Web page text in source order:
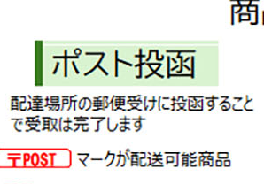
デザイン・スタジオ27